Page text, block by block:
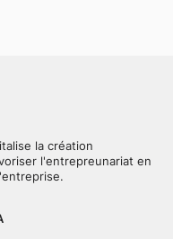
la création
l'entrepreunariat en